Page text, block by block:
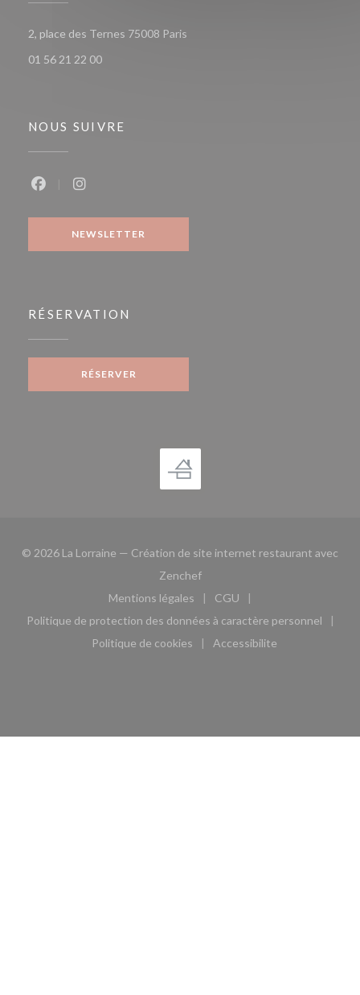
2, place des Ternes 75008 Paris
01 56 21 22 00
NOUS SUIVRE
NEWSLETTER
RÉSERVATION
RÉSERVER
© 2026 La Lorraine — Création de site internet restaurant avec
Zenchef((ouvre une nouvelle fenêtre))
Mentions légales
((ouvre une nouvelle fenêtre))
CGU
((ouvre une nouvelle
Politique de protection des données à caractère personnel
((ouvre une nouvelle fenêtre))
Politique de cookies
((ouvre une nouvelle fenêtre))
Accessibilite